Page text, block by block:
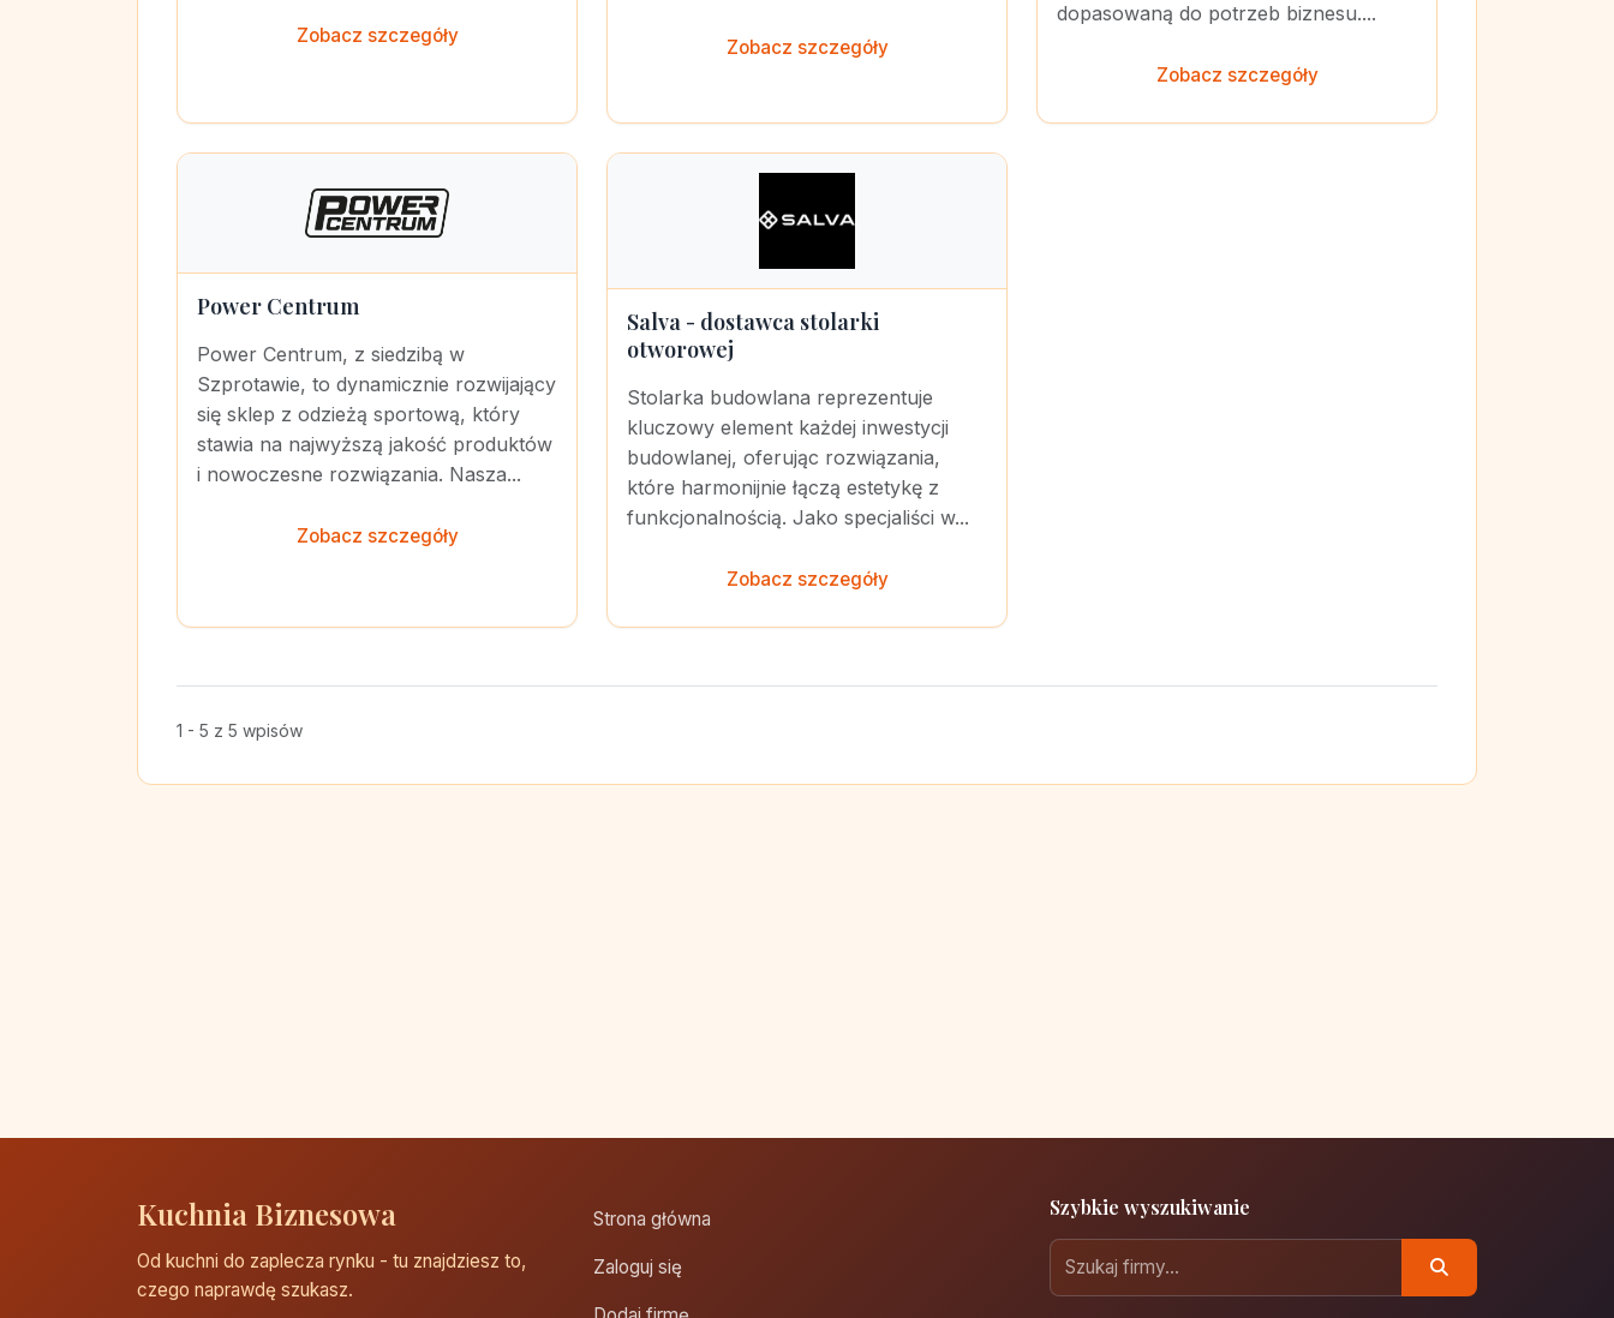
Zobacz szczegóły
Zobacz szczegóły
dopasowaną do potrzeb biznesu....
Zobacz szczegóły
Power Centrum
Power Centrum, z siedzibą w
Szprotawie, to dynamicznie rozwijający
się sklep z odzieżą sportową, który
stawia na najwyższą jakość produktów
i nowoczesne rozwiązania. Nasza...
Zobacz szczegóły
Salva - dostawca stolarki
otworowej
Stolarka budowlana reprezentuje
kluczowy element każdej inwestycji
budowlanej, oferując rozwiązania,
które harmonijnie łączą estetykę z
funkcjonalnością. Jako specjaliści w...
Zobacz szczegóły
1 - 5 z 5 wpisów
Kuchnia Biznesowa
Od kuchni do zaplecza rynku - tu znajdziesz to,
czego naprawdę szukasz.
Strona główna
Zaloguj się
Szybkie wyszukiwanie